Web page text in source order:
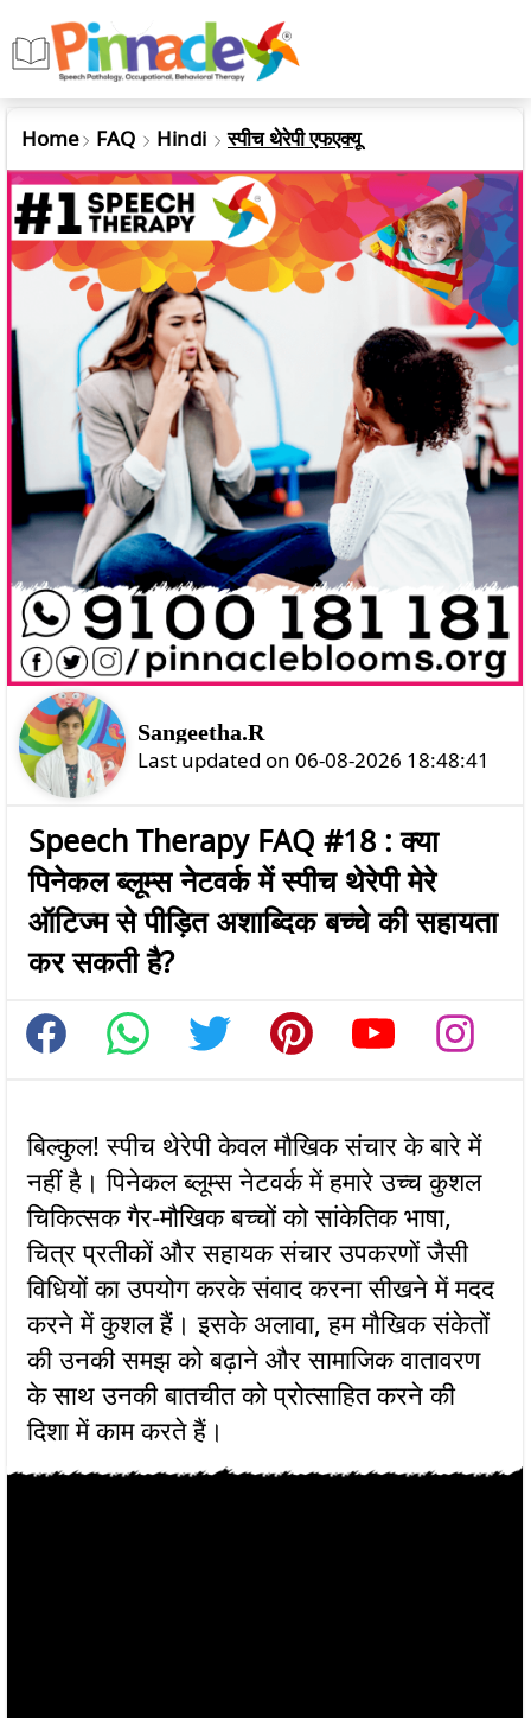
Home FAQ Hindi स्पीच थेरेपी एफएक्यू
Sangeetha.R
Last updated on 06-08-2026 18:48:41
Speech Therapy FAQ #18 : क्या
पिनेकल ब्लूम्स नेटवर्क में स्पीच थेरेपी मेरे
ऑटिज्म से पीड़ित अशाब्दिक बच्चे की सहायता
कर सकती है?
बिल्कुल! स्पीच थेरेपी केवल मौखिक संचार के बारे में
नहीं है। पिनेकल ब्लूम्स नेटवर्क में हमारे उच्च कुशल
चिकित्सक गैर-मौखिक बच्चों को सांकेतिक भाषा,
चित्र प्रतीकों और सहायक संचार उपकरणों जैसी
विधियों का उपयोग करके संवाद करना सीखने में मदद
करने में कुशल हैं। इसके अलावा, हम मौखिक संकेतों
की उनकी समझ को बढ़ाने और सामाजिक वातावरण
के साथ उनकी बातचीत को प्रोत्साहित करने की